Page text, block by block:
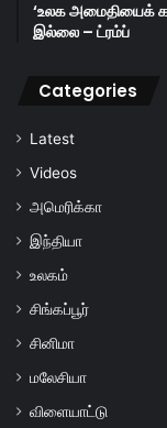
‘உலக அமைதியைக்
இல்லை – ட்ரம்ப்
Categories
Latest
Videos
அமெரிக்கா
இந்தியா
உலகம்
சிங்கப்பூர்
சினிமா
மலேசியா
விளையாட்டு